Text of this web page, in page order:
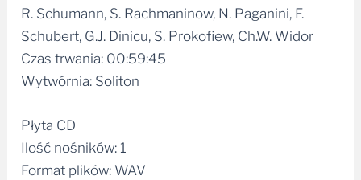
R. Schumann, S. Rachmaninow, N. Paganini, F.
Schubert, G.J. Dinicu, S. Prokofiew, Ch.W. Widor
Czas trwania: 00:59:45
Wytwórnia: Soliton
Płyta CD
Ilość nośników: 1
Format plików: WAV